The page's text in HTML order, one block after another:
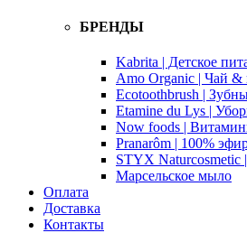
БРЕНДЫ
Kabrita | Детское
Amo Organic | Чай &
Ecotoothbrush |
Etamine du Lys |
Now foods |
Pranarôm | 100%
STYX Naturcosmetic
Марсельское мыло
Оплата
Доставка
Контакты